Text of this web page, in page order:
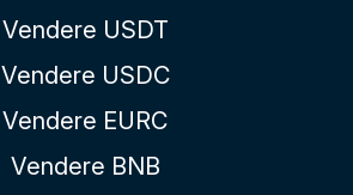
Vendere USDT
Vendere USDC
Vendere EURC
Vendere BNB